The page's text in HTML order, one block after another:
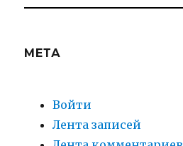
МЕТА
Войти
Лента записей